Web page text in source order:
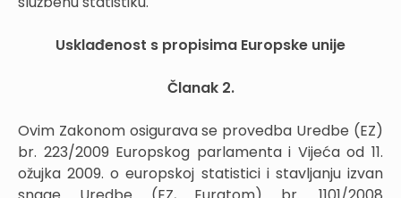
Usklađenost s propisima Europske unije
Članak 2.
Ovim Zakonom osigurava se provedba Uredbe (EZ)
br. 223/2009 Europskog parlamenta i Vijeća od 11.
ožujka 2009. o europskoj statistici i stavljanju izvan